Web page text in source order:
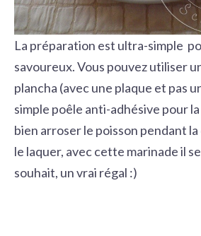
La préparation est ultra-simple
savoureux. Vous pouvez utiliser
plancha (avec une plaque et pas
simple poêle anti-adhésive pour
bien arroser le poisson pendant
le laquer, avec cette marinade il
souhait, un vrai régal :)